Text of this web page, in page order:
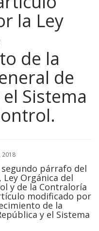
la Ley
de la
de
Sistema
2018
párrafo del
Ley Orgánica del
y de la Contraloría
modificado por
de la
y el Sistema